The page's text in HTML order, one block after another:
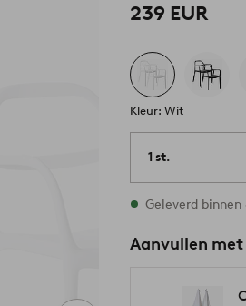
239 EUR
Kleur: Wit
1 st.
Op voorraad
Geleverd
Aanvullen met